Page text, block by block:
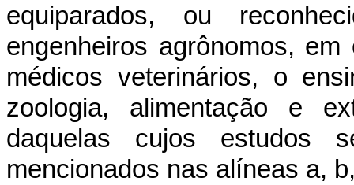
equiparados, ou
engenheiros agrônomos,
médicos veterinários, o
zoologia, alimentação e
daquelas cujos estudos
mencionados nas alíneas a,